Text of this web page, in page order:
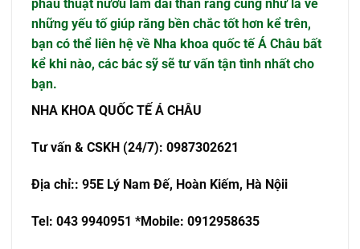
phẫu thuật nướu làm dài thân răng cũng như là về
những yếu tố giúp răng bền chắc tốt hơn kể trên,
bạn có thể liên hệ về Nha khoa quốc tế Á Châu bất
kể khi nào, các bác sỹ sẽ tư vấn tận tình nhất cho
bạn.
NHA KHOA QUỐC TẾ Á CHÂU
Tưvấn & CSKH (24/7): 0987302621
Địa chỉ:: 95E Lý Nam Đế, Hoàn Kiếm, Hà Nộii
Tel: 043 9940951 *Mobile: 0912958635